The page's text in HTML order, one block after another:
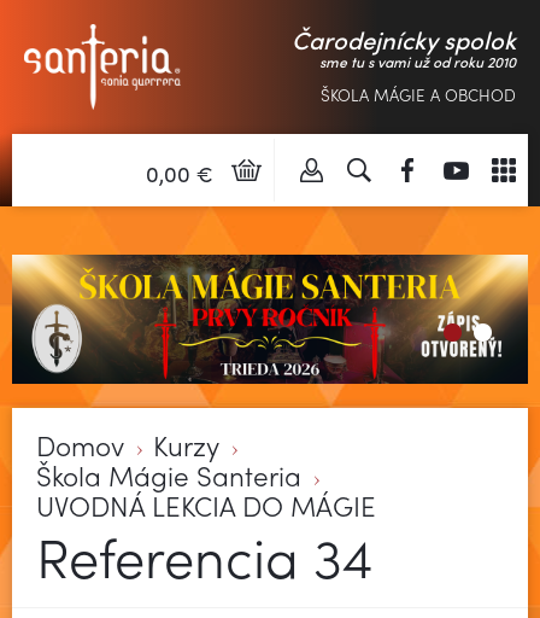
Čarodejnícky spolok
sme tu s vami už od roku 2010
ŠKOLA MÁGIE A OBCHOD
0,00 €
Domov Kurzy
Škola Mágie Santeria
UVODNÁ LEKCIA DO MÁGIE
Referencia 34